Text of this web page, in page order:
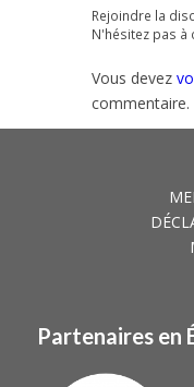
Rejoindre la
N'hésitez pas à
Vous devez
commentaire.
Partenaires en